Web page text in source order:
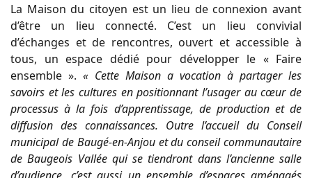
La Maison du citoyen est un lieu de connexion avant
d’être un lieu connecté. C’est un lieu convivial
d’échanges et de rencontres, ouvert et accessible à
tous, un espace dédié pour développer le « Faire
ensemble ». « Cette Maison a vocation à partager les
savoirs et les cultures en positionnant l’usager au cœur de
processus à la fois d’apprentissage, de production et de
diffusion des connaissances. Outre l’accueil du Conseil
municipal de Baugé-en-Anjou et du conseil communautaire
de Baugeois Vallée qui se tiendront dans l’ancienne salle
d’audience, c’est aussi un ensemble d’espaces aménagés